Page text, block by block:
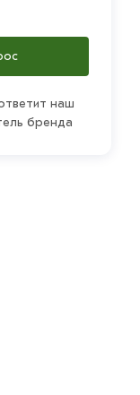
наш
бренда